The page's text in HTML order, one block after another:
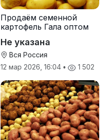
Продаём семенной
картофель Гала оптом
Не указана
Вся Россия
12 мар 2026, 16:04 • 1 502